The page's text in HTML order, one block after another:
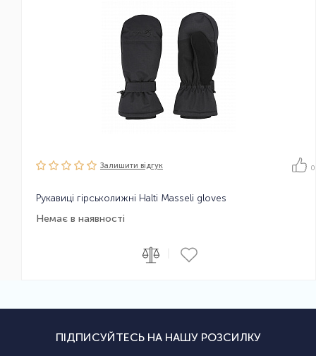
Залишити вiдгук 0
Рукавиці гірськолижні Halti Masseli gloves
Немає в наявності
ПІДПИСУЙТЕСЬ НА НАШУ РОЗСИЛКУ